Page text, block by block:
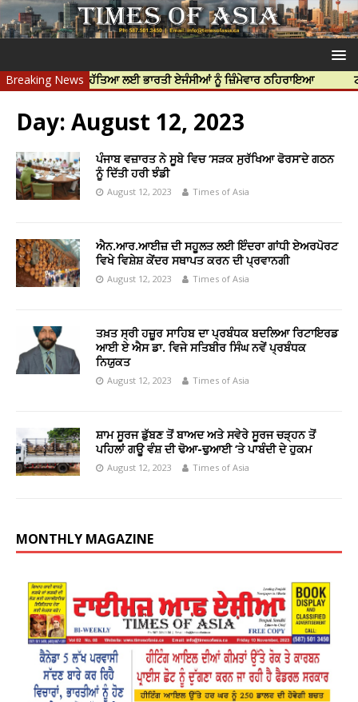
Breaking News
ਨਿੱਝਰ ਦੀ ਹੱਤਿਆ ਲਈ ਭਾਰਤੀ ਏਜੰਸੀਆਂ ਨੂੰ ਜ਼ਿੰਮੇਵਾਰ ਠਹਿਰਾਇਆ
Day: August 12, 2023
ਪੰਜਾਬ ਵਜ਼ਾਰਤ ਨੇ ਸੂਬੇ ਵਿਚ ‘ਸੜਕ ਸੁਰੱਖਿਆ ਫੋਰਸ’ਦੇ ਗਠਨ
ਨੂੰ ਦਿੱਤੀ ਹਰੀ ਝੰਡੀ
August 12, 2023 Times of Asia
ਐਨ.ਆਰ.ਆਈਜ਼ ਦੀ ਸਹੂਲਤ ਲਈ ਇੰਦਰਾ ਗਾਂਧੀ ਏਅਰਪੋਰਟ
ਵਿਖੇ ਵਿਸ਼ੇਸ਼ ਕੇਂਦਰ ਸਥਾਪਤ ਕਰਨ ਦੀ ਪ੍ਰਵਾਨਗੀ
August 12, 2023 Times of Asia
ਤਖ਼ਤ ਸ੍ਰੀ ਹਜ਼ੂਰ ਸਾਹਿਬ ਦਾ ਪ੍ਰਬੰਧਕ ਬਦਲਿਆ ਰਿਟਾਇਰਡ
ਆਈ ਏ ਐਸ ਡਾ. ਵਿਜੇ ਸਤਿਬੀਰ ਸਿੰਘ ਨਵੇਂ ਪ੍ਰਬੰਧਕ
ਨਿਯੁਕਤ
August 12, 2023 Times of Asia
ਸ਼ਾਮ ਸੂਰਜ ਡੁੱਬਣ ਤੋਂ ਬਾਅਦ ਅਤੇ ਸਵੇਰੇ ਸੂਰਜ ਚੜ੍ਹਨ ਤੋਂ
ਪਹਿਲਾਂ ਗਊ ਵੰਸ਼ ਦੀ ਢੋਆ-ਢੁਆਈ ‘ਤੇ ਪਾਬੰਦੀ ਦੇ ਹੁਕਮ
August 12, 2023 Times of Asia
MONTHLY MAGAZINE